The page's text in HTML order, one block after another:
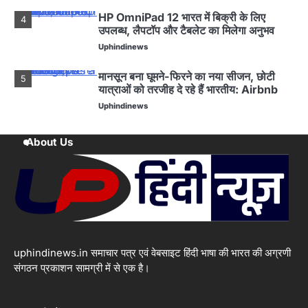
4
HP OmniPad 12 भारत में बिक्री के लिए
उपलब्ध, लैपटॉप और टैबलेट का मिलेगा अनुभव
Uphindinews
5
मानसून बना घूमने-फिरने का नया सीजन, छोटी
यात्राओं को तरजीह दे रहे हैं भारतीय: Airbnb
Uphindinews
1
मां ने ममता को बेचा: कन्नौज में लोकलाज के डर से
Uphindinews
GodrejIndustriesGroup
ने नई ब्रांड फिल्म लॉन्च की
‘एट गोदरेज इंडस्ट्रीज, वी क्राफ्ट’
Uphindinews
3
Godrej Enterprises Group ने खालापुर में
अत्याधुनिक मटेरियल हैंडलिंग इक्विपमेंट विनिर्माण
About Us
uphindinews.in समाचार पत्र एवं वेबसाइट हिंदी भाषा की भारत की अग्रणी
संगठन प्रकाशन सामग्री में से एक है।